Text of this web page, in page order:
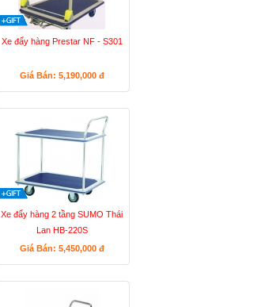
Xe đẩy hàng Prestar NF - S301
Giá Bán: 5,190,000 đ
Xe đẩy hàng 2 tầng SUMO Thái
Lan HB-220S
Giá Bán: 5,450,000 đ